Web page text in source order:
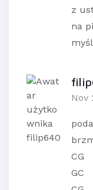
z
na
Nov
CG
GC